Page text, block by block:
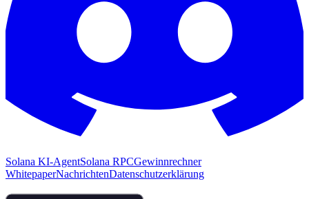
Solana KI-AgentSolana RPCGewinnrechner
WhitepaperNachrichtenDatenschutzerklärung